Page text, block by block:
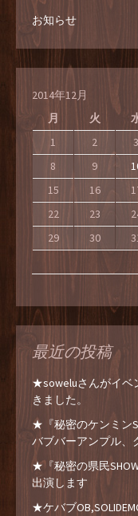
お知らせ
2014年12月
月
火
1 2 3
8
9
15
16
22
23
29
30
最近の投稿
★soweluさんがイベ
きました。
★『秘密のケンミン
バブバーアンプル、
★『秘密の県民
出演します
★ケバブ